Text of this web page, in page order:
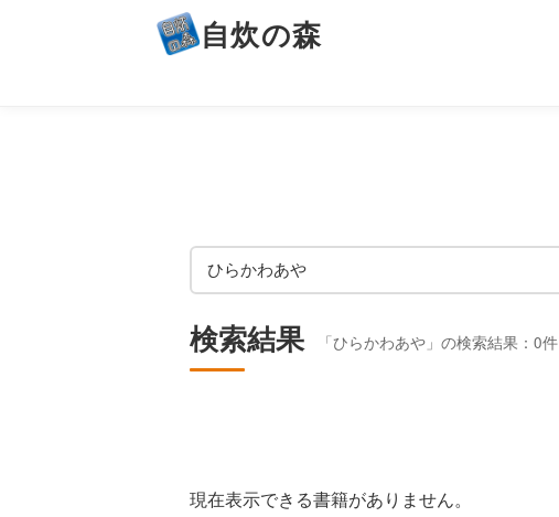
自炊の森
検索結果 「ひらかわあや」の検索結果：0件
現在表示できる書籍がありません。